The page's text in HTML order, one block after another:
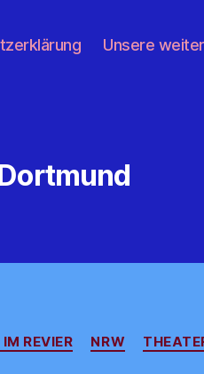
Unsere
REVIER NRW